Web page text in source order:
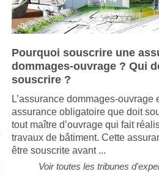
Pourquoi souscrire une
dommages-ouvrage ? Qui
souscrire ?
L’assurance dommages-ouvrage
assurance obligatoire que doit
tout maître d’ouvrage qui fait
travaux de bâtiment. Cette
être souscrite avant ...
Voir toutes les tribunes